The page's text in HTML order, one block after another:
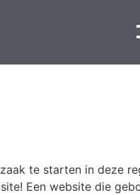
te starten in deze
Een website die